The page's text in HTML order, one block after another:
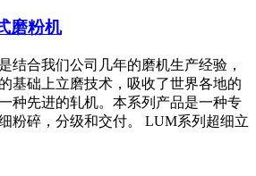
磨粉机
结合我们公司几年的磨机生产经验，
基础上立磨技术，吸收了世界各地的
种先进的轧机。本系列产品是一种专
粉碎，分级和交付。 LUM系列超细立